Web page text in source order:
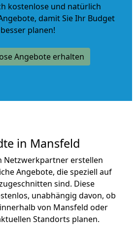
kostenlose und natürlich
, damit Sie Ihr Budget
besser planen!
Angebote erhalten
in Mansfeld
Netzwerkpartner erstellen
Angebote, die speziell auf
sind. Diese
unabhängig davon, ob
von Mansfeld oder
Standorts planen.